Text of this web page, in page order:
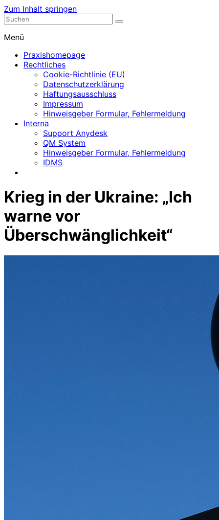
Zum Inhalt springen
Nephrologische Praxis mit Dialyse
Menü
Praxishomepage
Rechtliches
Cookie-Richtlinie (EU)
Datenschutzerklärung
Haftungsausschluss
Impressum
Hinweisgeber Formular, Fehlermeldung
Interna
Support Anydesk
QM System
Hinweisgeber Formular, Fehlermeldung
IDMS
Krieg in der Ukraine: „Ich
warne vor
Überschwänglichkeit“